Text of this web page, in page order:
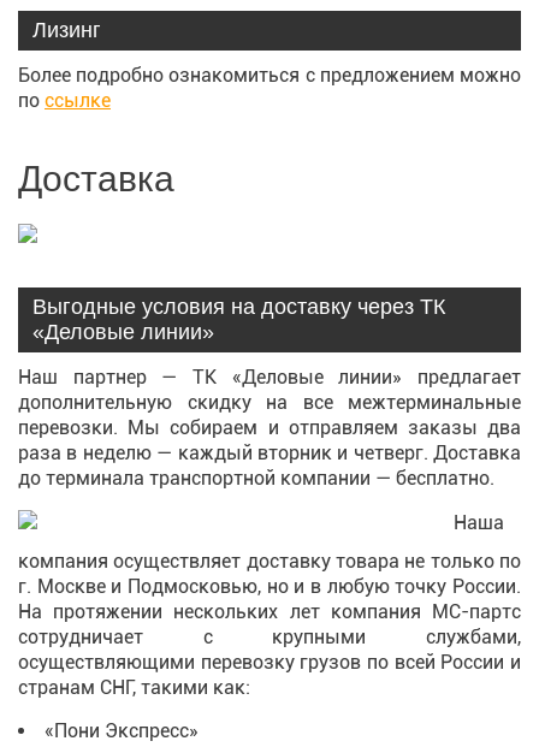
Лизинг
Более подробно ознакомиться с предложением можно
по ссылке
Доставка
Выгодные условия на доставку через ТК
«Деловые линии»
Наш партнер — ТК «Деловые линии» предлагает
дополнительную скидку на все межтерминальные
перевозки. Мы собираем и отправляем заказы два
раза в неделю — каждый вторник и четверг. Доставка
до терминала транспортной компании — бесплатно.
Наша
компания осуществляет доставку товара не только по
г. Москве и Подмосковью, но и в любую точку России.
На протяжении нескольких лет компания МС-партс
сотрудничает с крупными службами,
осуществляющими перевозку грузов по всей России и
странам СНГ, такими как:
«Пони Экспресс»